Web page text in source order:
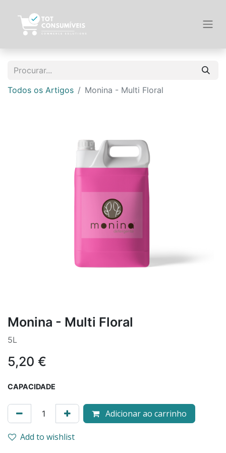
Todos os Artigos Monina - Multi Floral
Monina - Multi Floral
5L
5,20 €
CAPACIDADE
Adicionar ao carrinho
Add to wishlist